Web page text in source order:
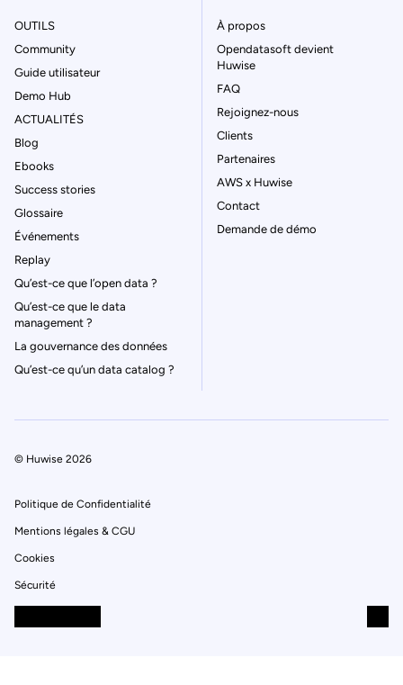
OUTILS
Community
Guide utilisateur
Demo Hub
ACTUALITÉS
Blog
Ebooks
Success stories
Glossaire
Événements
Replay
Qu’est-ce que l’open data ?
Qu’est-ce que le data
management ?
La gouvernance des données
Qu’est-ce qu’un data catalog ?
À propos
Opendatasoft devient
Huwise
FAQ
Rejoignez-nous
Clients
Partenaires
AWS x Huwise
Contact
Demande de démo
© Huwise 2026
Politique de Confidentialité
Mentions légales & CGU
Cookies
Sécurité